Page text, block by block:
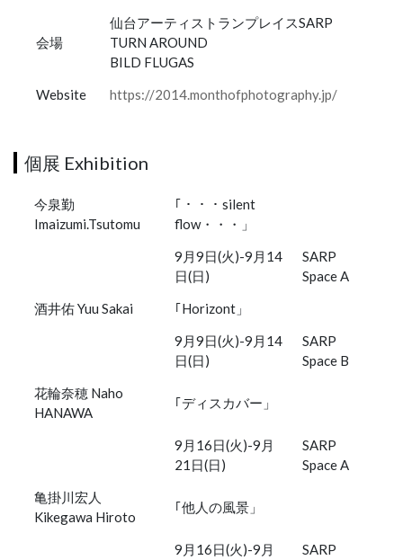
会場
仙台アーティストランプレイスSARP
TURN AROUND
BILD FLUGAS
Website
https://2014.monthofphotography.jp/
個展 Exhibition
今泉勤
Imaizumi.Tsutomu
｢・・・silent
flow・・・」
9月9日(火)-9月14
日(日)
SARP
Space A
酒井佑 Yuu Sakai
｢Horizont」
9月9日(火)-9月14
日(日)
SARP
Space B
花輪奈穂 Naho
HANAWA
｢ディスカバー」
9月16日(火)-9月
21日(日)
SARP
Space A
亀掛川宏人
Kikegawa Hiroto
｢他人の風景」
9月16日(火)-9月
SARP